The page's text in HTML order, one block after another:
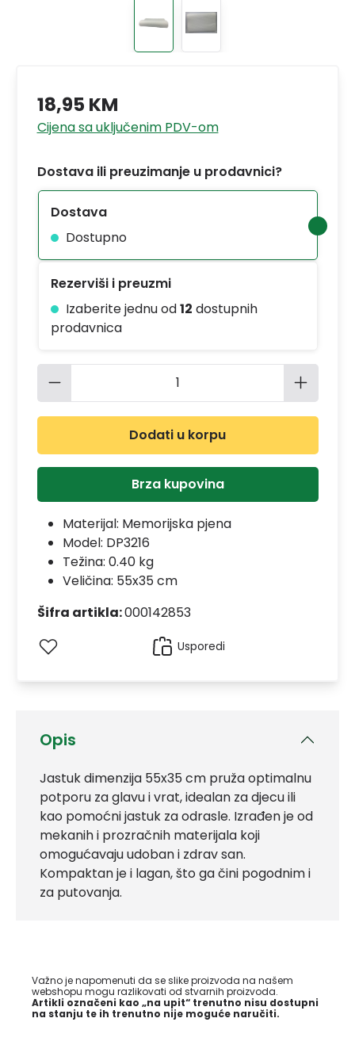
Opis
Jastuk dimenzija 55x35 cm pruža optimalnu
potporu za glavu i vrat, idealan za djecu ili
kao pomoćni jastuk za odrasle. Izrađen je od
mekanih i prozračnih materijala koji
omogućavaju udoban i zdrav san.
Kompaktan je i lagan, što ga čini pogodnim i
za putovanja.
Važno je napomenuti da se slike proizvoda na našem
webshopu mogu razlikovati od stvarnih proizvoda.
Artikli označeni kao „na upit“ trenutno nisu dostupni
na stanju te ih trenutno nije moguće naručiti.
18,95 KM
Cijena sa uključenim PDV-om
Dostava ili preuzimanje u prodavnici?
Dostava
Dostupno
Rezerviši i preuzmi
Izaberite jednu od12 dostupnih
prodavnica
Količina proizvoda: Unesite
Dodati u korpu
Brza kupovina
Materijal: Memorijska pjena
Model: DP3216
Težina: 0.40 kg
Veličina: 55x35 cm
Šifra artikla:000142853
Usporedi